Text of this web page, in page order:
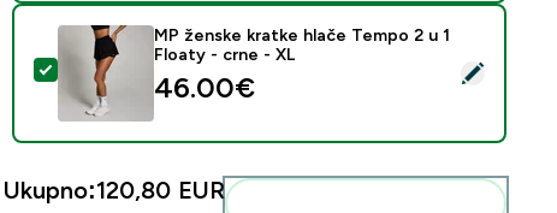
Odaberi ovaj proizvod - MP ženske kratke hlače Tempo 2
MP ženske kratke hlače Tempo 2 u 1
Floaty - crne - XL
46.00€‎
Ukupno:120,80 EUR‎